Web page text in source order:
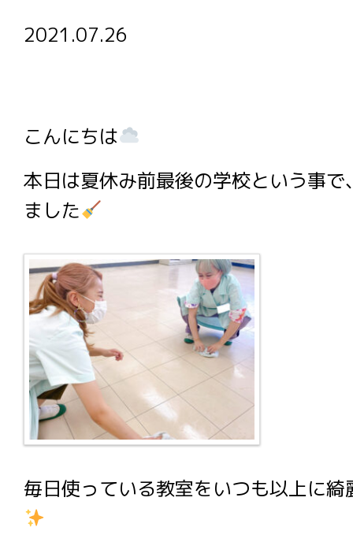
2021.07.26
こんにちは
本日は夏休み前最後の学校という事で
ました
毎日使っている教室をいつも以上に綺